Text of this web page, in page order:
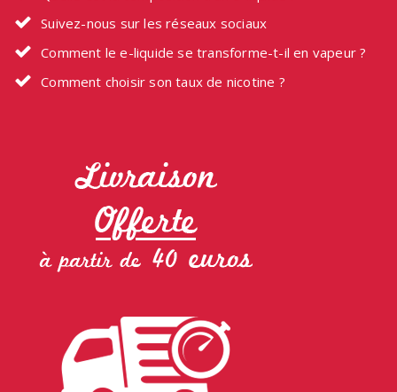
Suivez-nous sur les réseaux sociaux
Comment le e-liquide se transforme-t-il en vapeur ?
Comment choisir son taux de nicotine ?